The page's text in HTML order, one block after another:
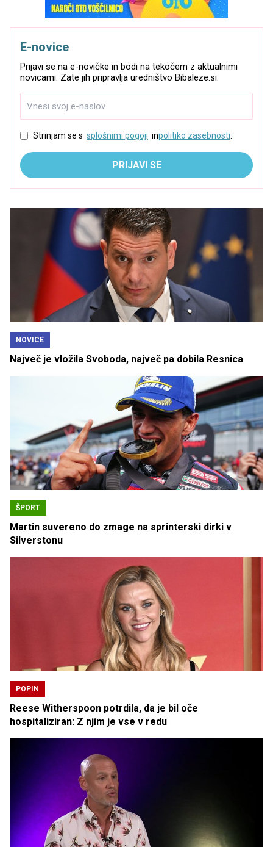
E-novice
Prijavi se na e-novičke in bodi na tekočem z aktualnimi
novicami. Zate jih pripravlja uredništvo Bibaleze.si.
Strinjam se s splošnimi pogoji inpolitiko zasebnosti
PRIJAVI SE
NOVICE
Največ je vložila Svoboda, največ pa dobila Resnica
ŠPORT
Martin suvereno do zmage na sprinterski dirki v
Silverstonu
POPIN
Reese Witherspoon potrdila, da je bil oče
hospitaliziran: Z njim je vse v redu